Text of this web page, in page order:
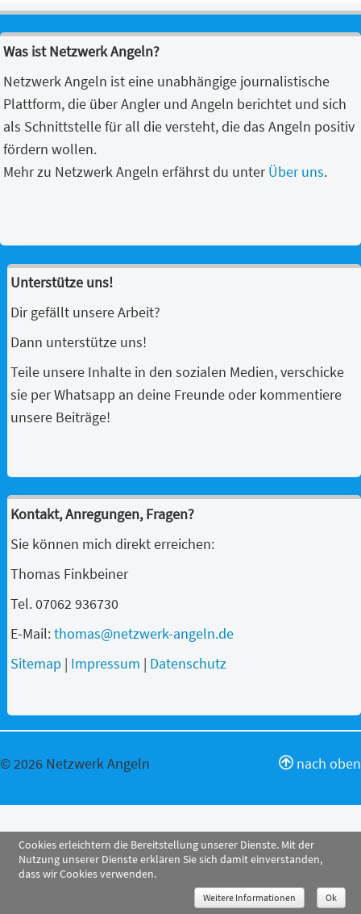
Was ist Netzwerk Angeln?
Netzwerk Angeln ist eine unabhängige journalistische
Plattform, die über Angler und Angeln berichtet und sich
als Schnittstelle für all die versteht, die das Angeln positiv
fördern wollen.
Mehr zu Netzwerk Angeln erfährst du unterÜber uns.
Unterstütze uns!
Dir gefällt unsere Arbeit?
Dann unterstütze uns!
Teile unsere Inhalte in den sozialen Medien, verschicke
sie per Whatsapp an deine Freunde oder kommentiere
unsere Beiträge!
Kontakt, Anregungen, Fragen?
Sie können mich direkt erreichen:
Thomas Finkbeiner
Tel. 07062 936730
E-Mail:thomas@netzwerk-angeln.de
Sitemap | Impressum | Datenschutz
nach oben
© 2026 Netzwerk Angeln
Cookies erleichtern die Bereitstellung unserer Dienste. Mit der
Nutzung unserer Dienste erklären Sie sich damit einverstanden,
dass wir Cookies verwenden.
Weitere Informationen Ok